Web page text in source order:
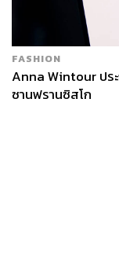
FASHION
Anna Wintour ปร
ซานฟรานซิสโก